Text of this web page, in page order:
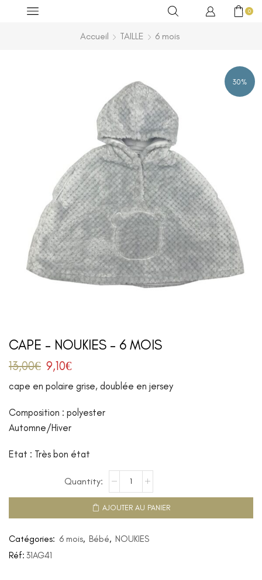
0
Accueil TAILLE 6 mois
30%
CAPE – NOUKIES – 6 MOIS
13,00€ 9,10€
cape en polaire grise, doublée en jersey
Composition : polyester
Automne/Hiver
Etat : Très bon état
AJOUTER AU PANIER
Catégories: 6 mois, Bébé, NOUKIES
Réf: 31AG41